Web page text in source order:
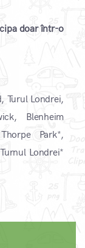
doar într-o
Turul Londrei,
Blenheim
Park*,
Londrei*